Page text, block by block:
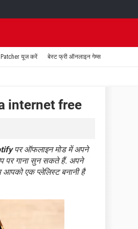
Patcher यूज करें बेस्ट फ्री ऑनलाइन गेम्स
internet free
पर ऑफलाइन मोड में अपने
पर गाना सुन सकते हैं. अपने
एक प्लेलिस्ट बनानी है